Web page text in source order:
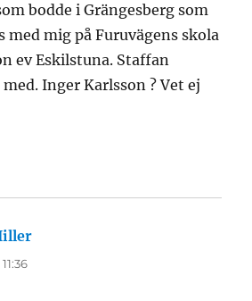
bodde i Grängesberg som
med mig på Furuvägens skola
ev Eskilstuna. Staffan
Inger Karlsson ? Vet ej